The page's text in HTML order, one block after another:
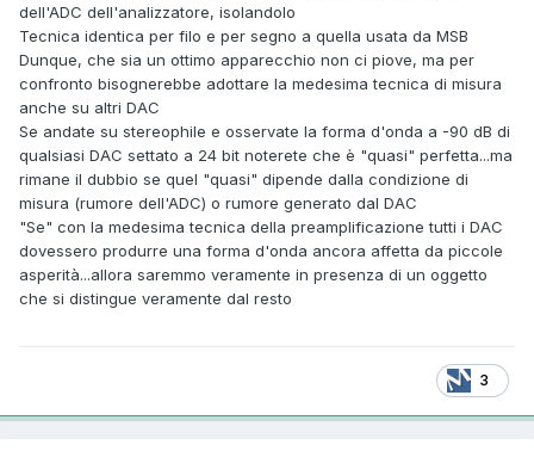
dell'ADC dell'analizzatore, isolandolo
Tecnica identica per filo e per segno a quella usata da MSB
Dunque, che sia un ottimo apparecchio non ci piove, ma per
confronto bisognerebbe adottare la medesima tecnica di misura
anche su altri DAC
Se andate su stereophile e osservate la forma d'onda a -90 dB di
qualsiasi DAC settato a 24 bit noterete che è "quasi" perfetta...ma
rimane il dubbio se quel "quasi" dipende dalla condizione di
misura (rumore dell'ADC) o rumore generato dal DAC
"Se" con la medesima tecnica della preamplificazione tutti i DAC
dovessero produrre una forma d'onda ancora affetta da piccole
asperità...allora saremmo veramente in presenza di un oggetto
che si distingue veramente dal resto
3